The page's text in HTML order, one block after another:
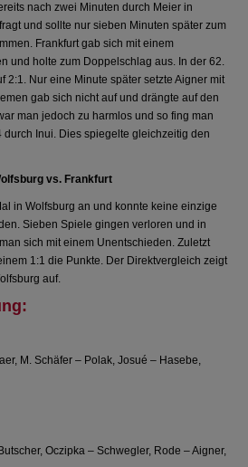
nach zwei Minuten durch Meier in
und sollte nur sieben Minuten später zum
Frankfurt gab sich mit einem
und holte zum Doppelschlag aus. In der 62.
2:1. Nur eine Minute später setzte Aigner mit
gab sich nicht auf und drängte auf den
man jedoch zu harmlos und so fing man
Inui. Dies spiegelte gleichzeitig den
vs. Frankfurt
in Wolfsburg an und konnte keine einzige
Sieben Spiele gingen verloren und in
sich mit einem Unentschieden. Zuletzt
1:1 die Punkte. Der Direktvergleich zeigt
auf.
M. Schäfer – Polak, Josué – Hasebe,
Oczipka – Schwegler, Rode – Aigner,